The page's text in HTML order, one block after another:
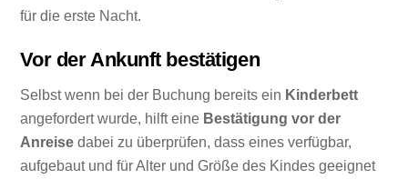
für die erste Nacht.
Vor der Ankunft bestätigen
Selbst wenn bei der Buchung bereits ein Kinderbett
angefordert wurde, hilft eine Bestätigung vor der
Anreise dabei zu überprüfen, dass eines verfügbar,
aufgebaut und für Alter und Größe des Kindes geeignet